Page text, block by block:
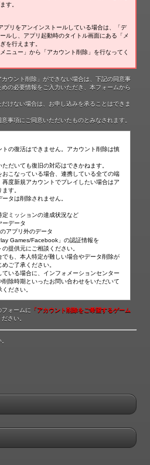
す。
プリをアンインストールしている場合は、「デ
ルし、アプリ起動時のタイトル画面にある「メ
を行えます。
ニュー」から「アカウント削除」を行なってく
ウント削除」ができない場合は、下記の同意事
の必要情報をご入力いただき、本フォームから
けない場合は、お申し込みを承ることはできま
事項にご同意いただいたものとみなされます。
トの復活はできません。アカウント削除は慎
だいても復旧の対応はできかねます。
おこなっている場合、連携している全ての端
度新規アカウントでプレイしたい場合はア
す。
タは削除されません。
ミッションの達成状況など
データ
アプリ外のデータ
Games/Facebook」の認証情報を
提供元にご相談ください。
でも、本人特定が難しい場合やデータ削除が
ご了承ください。
ている場合に、インフォメーションセンター
除時期といったお問い合わせをいただいて
ださい。
フォームに 「アカウント削除をご希望するゲーム
さい。